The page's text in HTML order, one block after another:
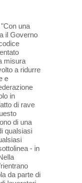
una
il Governo
misura
a ridurre
e
in
di rave
di una
qualsiasi
- in
da parte di